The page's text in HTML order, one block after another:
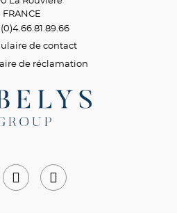
FRANCE
66
de contact
de réclamation